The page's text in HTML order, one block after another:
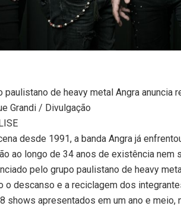
paulistano de heavy metal Angra anuncia
Grandi / Divulgação
desde 1991, a banda Angra já
ao longo de 34 anos de existência
pelo grupo paulistano de heavy
o descanso e a reciclagem dos
shows apresentados em um ano e